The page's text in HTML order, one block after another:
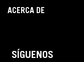
ACERCA DE
SÍGUENOS